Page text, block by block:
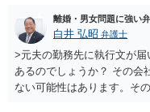
離婚・男女問題に強い
白井 弘昭 弁護士
>元夫の勤務先に執行文が
あるのでしょうか？ その会
ない可能性はあります。そ